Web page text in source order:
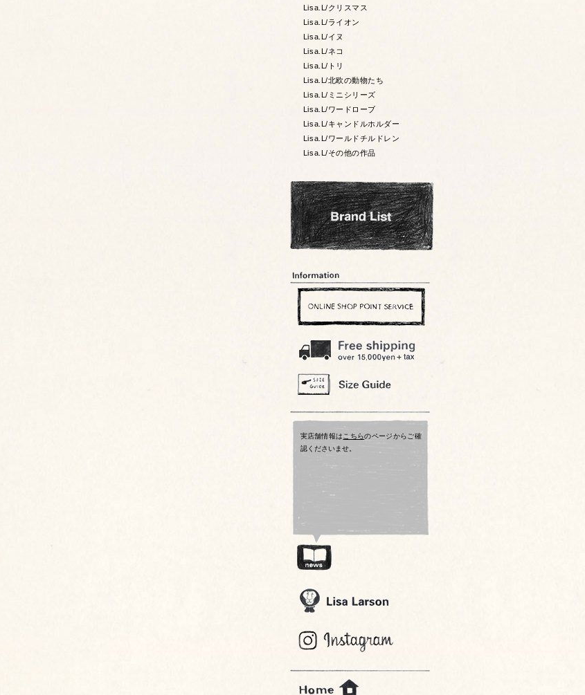
Lisa.L/クリスマス
Lisa.L/ライオン
Lisa.L/イヌ
Lisa.L/ネコ
Lisa.L/トリ
Lisa.L/北欧の動物たち
Lisa.L/ミニシリーズ
Lisa.L/ワードローブ
Lisa.L/キャンドルホルダー
Lisa.L/ワールドチルドレン
Lisa.L/その他の作品
実店舗情報はこちらのページからご確
認くださいませ。